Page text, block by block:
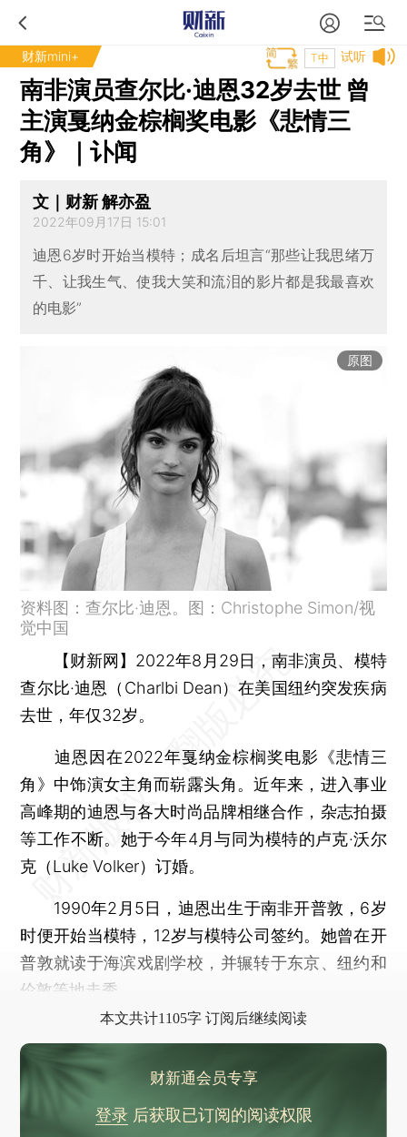
财新mini+ 试听
T中
南非演员查尔比·迪恩32岁去世 曾
主演戛纳金棕榈奖电影《悲情三
角》｜讣闻
文｜财新 解亦盈
2022年09月17日 15:01
迪恩6岁时开始当模特；成名后坦言“那些让我思绪万
千、让我生气、使我大笑和流泪的影片都是我最喜欢
的电影”
原图
资料图：查尔比·迪恩。图：Christophe Simon/视
觉中国
【财新网】 2022年8月29日，南非演员、模特
查尔比·迪恩（Charlbi Dean）在美国纽约突发疾病
去世，年仅32岁。
迪恩因在2022年戛纳金棕榈奖电影《悲情三
角》中饰演女主角而崭露头角。近年来，进入事业
高峰期的迪恩与各大时尚品牌相继合作，杂志拍摄
等工作不断。她于今年4月与同为模特的卢克·沃尔
克（Luke Volker）订婚。
1990年2月5日，迪恩出生于南非开普敦，6岁
时便开始当模特，12岁与模特公司签约。她曾在开
普敦就读于海滨戏剧学校，并辗转于东京、纽约和
伦敦等地走秀。
本文共计1105字 订阅后继续阅读
财新通会员专享
登录后获取已订阅的阅读权限